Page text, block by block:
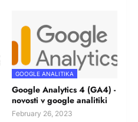
GOOGLE ANALITIKA
Google Analytics 4 (GA4) -
novosti v google analitiki
February 26, 2023